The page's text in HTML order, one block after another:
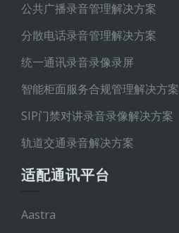
公共广播录音管理解决方案
分散电话录音管理解决方案
统一通讯录音录像录屏
智能柜面服务合规管理解决方案
SIP门禁对讲录音录像解决方案
轨道交通录音解决方案
适配通讯平台
Aastra